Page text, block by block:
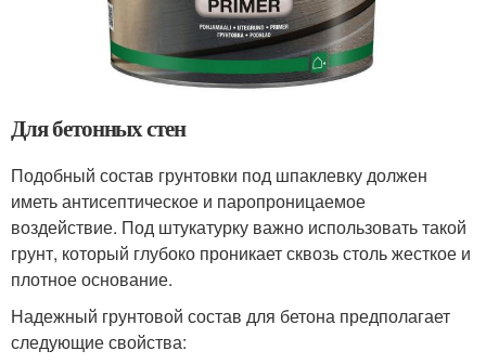
Для бетонных стен
Подобный состав грунтовки под шпаклевку должен
иметь антисептическое и паропроницаемое
воздействие. Под штукатурку важно использовать такой
грунт, который глубоко проникает сквозь столь жесткое и
плотное основание.
Надежный грунтовой состав для бетона предполагает
следующие свойства: